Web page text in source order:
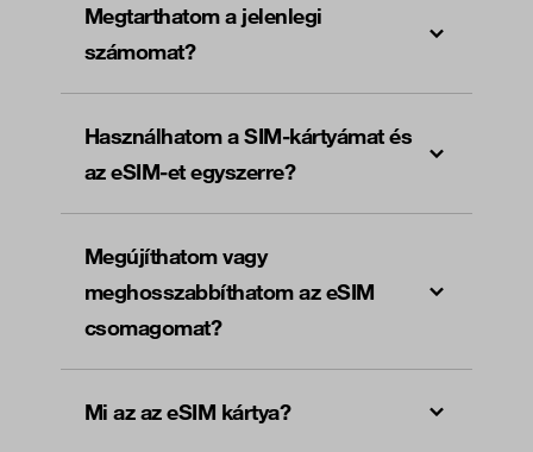
Megtarthatom a jelenlegi
számomat?
Használhatom a SIM-kártyámat és
az eSIM-et egyszerre?
Megújíthatom vagy
meghosszabbíthatom az eSIM
csomagomat?
Mi az az eSIM kártya?